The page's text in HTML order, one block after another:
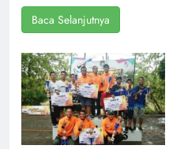
Baca Selanjutnya